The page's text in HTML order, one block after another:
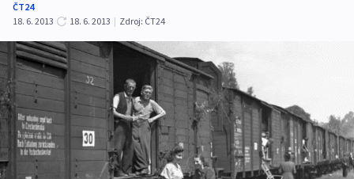
ČT24
18. 6. 2013
18. 6. 2013 | Zdroj: ČT24